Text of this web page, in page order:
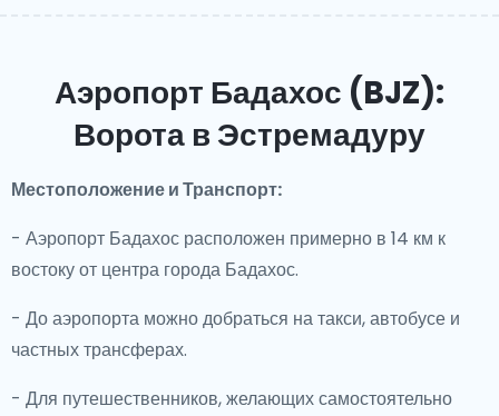
Аэропорт Бадахос (BJZ):
Ворота в Эстремадуру
Местоположение и Транспорт:
- Аэропорт Бадахос расположен примерно в 14 км к
востоку от центра города Бадахос.
- До аэропорта можно добраться на такси, автобусе и
частных трансферах.
- Для путешественников, желающих самостоятельно